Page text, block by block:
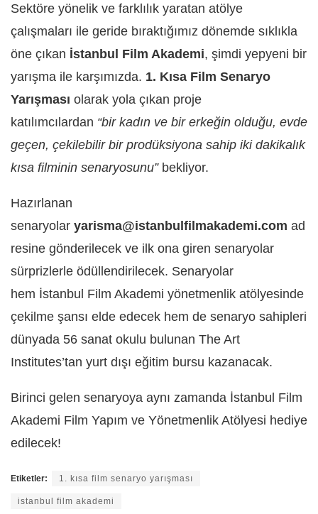
Sektöre yönelik ve farklılık yaratan atölye
çalışmaları ile geride bıraktığımız dönemde sıklıkla
öne çıkan İstanbul Film Akademi, şimdi yepyeni bir
yarışma ile karşımızda. 1. Kısa Film Senaryo
Yarışması olarak yola çıkan proje
katılımcılardan “bir kadın ve bir erkeğin olduğu, evde
geçen, çekilebilir bir prodüksiyona sahip iki dakikalık
kısa filminin senaryosunu”bekliyor.
Hazırlanan
senaryolar yarisma@istanbulfilmakademi.com ad
resine gönderilecek ve ilk ona giren senaryolar
sürprizlerle ödüllendirilecek. Senaryolar
hem İstanbul Film Akademi yönetmenlik atölyesinde
çekilme şansı elde edecek hem de senaryo sahipleri
dünyada 56 sanat okulu bulunan The Art
Institutes’tan yurt dışı eğitim bursu kazanacak.
Birinci gelen senaryoya aynı zamanda İstanbul Film
Akademi Film Yapım ve Yönetmenlik Atölyesi hediye
edilecek!
Etiketler: 1. kısa film senaryo yarışması
istanbul film akademi